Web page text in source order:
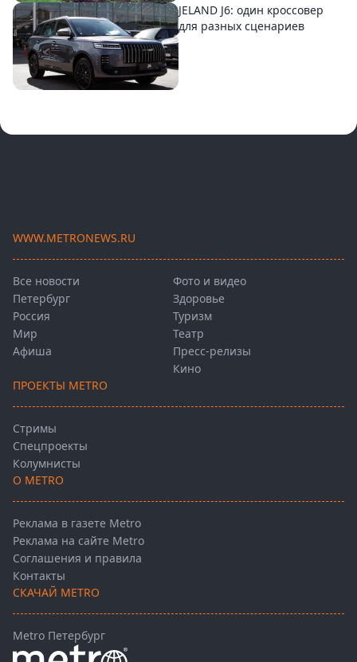
JELAND J6: один кроссовер
для разных сценариев
WWW.METRONEWS.RU
Все новости
Петербург
Россия
Мир
Афиша
Фото и видео
Здоровье
Туризм
Театр
Пресс-релизы
Кино
ПРОЕКТЫ METRO
Стримы
Спецпроекты
Колумнисты
О METRO
Реклама в газете Metro
Реклама на сайте Metro
Соглашения и правила
Контакты
СКАЧАЙ METRO
Metro Петербург